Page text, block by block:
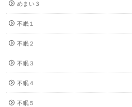
めまい３
不眠１
不眠２
不眠３
不眠４
不眠５